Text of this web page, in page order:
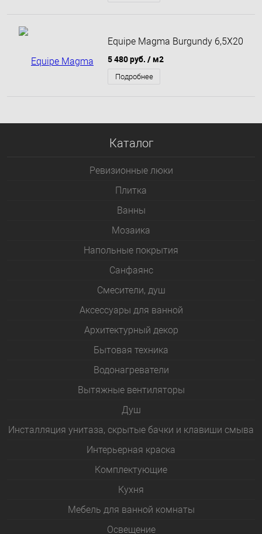
Equipe Magma Burgundy 6,5X20
5 480 руб. / м2
Подробнее
Каталог
Ревизионные люки
Плитка
Bанны
Мозаика
Напольные покрытия
Санфаянс
Смесители, душ
Аксессуары для ванной
Архитектурный декор
Бытовая техника
Водонагреватели
Вытяжные вентиляторы
Душ
Инсталляция унитаза, скрытые бачки и клавиши смыва
Интерьерная краска
Комплектующие
Кухня
Мебель для ванной комнаты
Освещение